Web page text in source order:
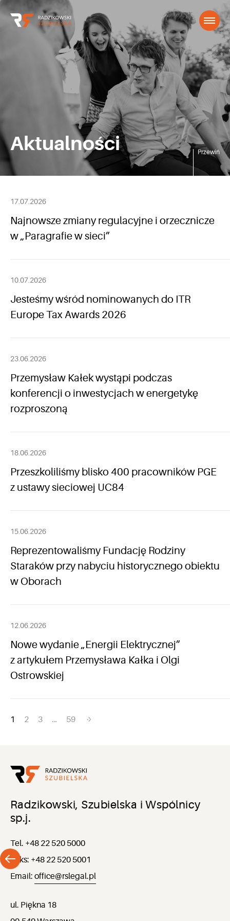
Aktualności Przewiń
17.07.2026
Najnowsze zmiany regulacyjne i orzecznicze
w „Paragrafie w sieci”
10.07.2026
Jesteśmy wśród nominowanych do ITR
Europe Tax Awards 2026
23.06.2026
Przemysław Kałek wystąpi podczas
konferencji o inwestycjach w energetykę
rozproszoną
18.06.2026
Przeszkoliliśmy blisko 400 pracowników PGE
z ustawy sieciowej UC84
15.06.2026
Reprezentowaliśmy Fundację Rodziny
Staraków przy nabyciu historycznego obiektu
w Oborach
12.06.2026
Nowe wydanie „Energii Elektrycznej”
z artykułem Przemysława Kałka i Olgi
Ostrowskiej
Nawigacja
1 2 3 … 59
Radzikowski, Szubielska i Wspólnicy
sp.j.
Tel. +48 22 520 5000
Faks: +48 22 520 5001
Email: office@rslegal.pl
ul. Piękna 18